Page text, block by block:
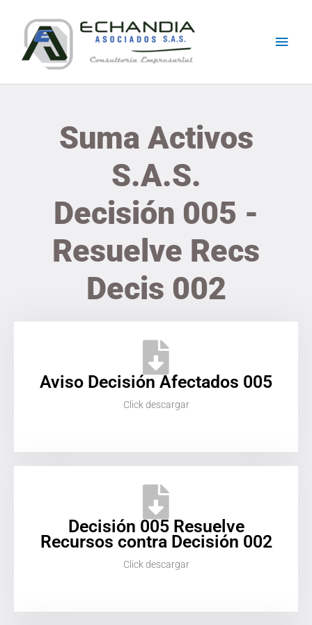
content
Suma Activos
S.A.S.
Decisión 005 -
Resuelve Recs
Decis 002
Aviso Decisión Afectados 005
Click descargar
Decisión 005 Resuelve
Recursos contra Decisión 002
Click descargar